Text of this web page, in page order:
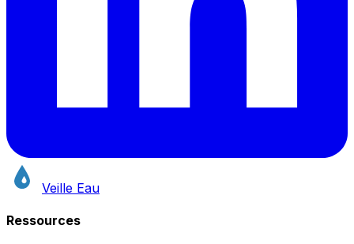
Veille Eau
Ressources